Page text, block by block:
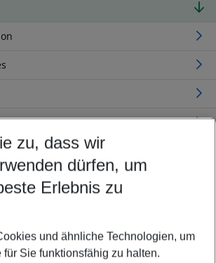
which suits your best
airport
range
08/27 5-8 nights
zu, dass wir
dürfen, um
Erlebnis zu
und ähnliche Technologien, um
für Sie funktionsfähig zu halten.